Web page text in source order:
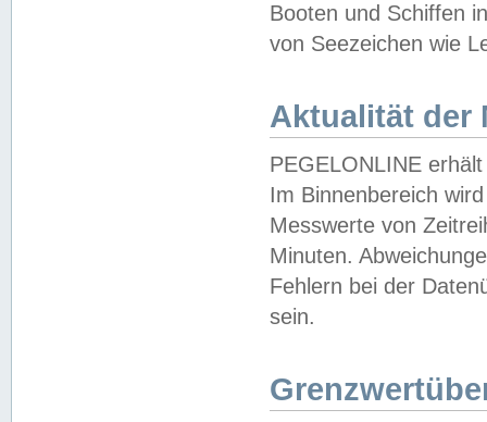
Booten und Schiffen
von Seezeichen wie
Aktualität der
PEGELONLINE
Im Binnenbereich
Messwerte von
Minuten.
Fehlern bei der
sein.